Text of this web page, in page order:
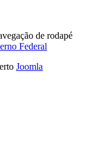
de rodapé
Joomla